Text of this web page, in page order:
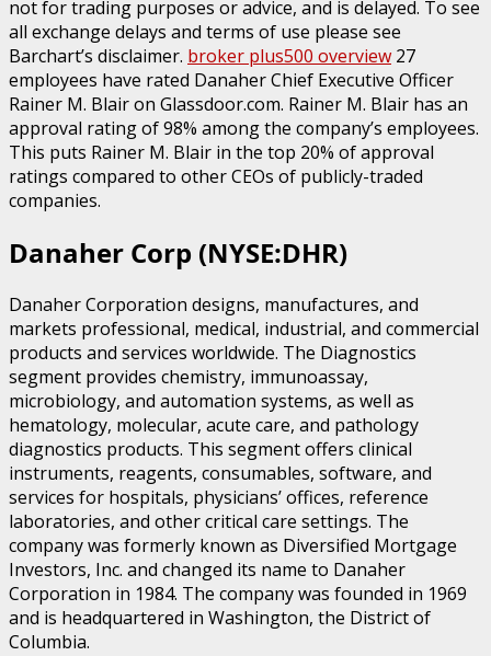
not for trading purposes or advice, and is delayed. To see
all exchange delays and terms of use please see
Barchart’s disclaimer. broker plus500 overview 27
employees have rated Danaher Chief Executive Officer
Rainer M. Blair on Glassdoor.com. Rainer M. Blair has an
approval rating of 98% among the company’s employees.
This puts Rainer M. Blair in the top 20% of approval
ratings compared to other CEOs of publicly-traded
companies.
Danaher Corp (NYSE:DHR)
Danaher Corporation designs, manufactures, and
markets professional, medical, industrial, and commercial
products and services worldwide. The Diagnostics
segment provides chemistry, immunoassay,
microbiology, and automation systems, as well as
hematology, molecular, acute care, and pathology
diagnostics products. This segment offers clinical
instruments, reagents, consumables, software, and
services for hospitals, physicians’ offices, reference
laboratories, and other critical care settings. The
company was formerly known as Diversified Mortgage
Investors, Inc. and changed its name to Danaher
Corporation in 1984. The company was founded in 1969
and is headquartered in Washington, the District of
Columbia.